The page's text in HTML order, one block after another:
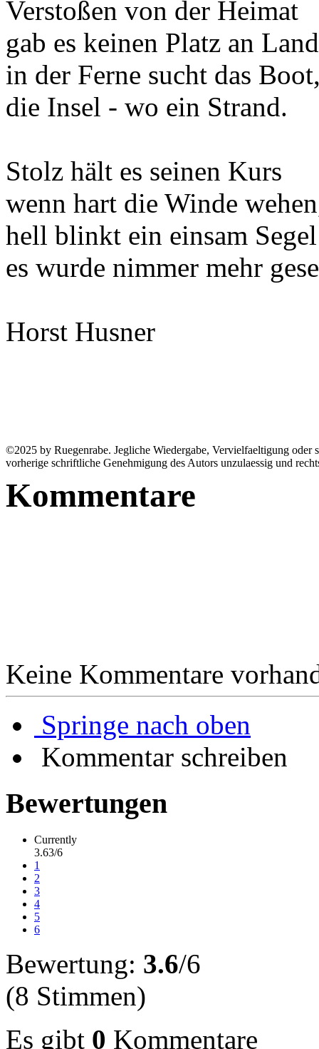
Verstoßen von der Heimat
gab es keinen Platz an
in der Ferne sucht das
die Insel - wo ein Strand.
Stolz hält es seinen Kurs
wenn hart die Winde
hell blinkt ein einsam Segel
es wurde nimmer mehr
Horst Husner
©2025 by Ruegenrabe. Jegliche Wiedergabe, Vervielfaeltigung oder
vorherige schriftliche Genehmigung des Autors unzulaessig und
Kommentare
Keine Kommentare
Springe nach oben
Kommentar schreiben
Bewertungen
Currently
3.63/6
1
2
3
4
5
6
Bewertung: 3.6/6
(8 Stimmen)
Es gibt 0 Kommentare